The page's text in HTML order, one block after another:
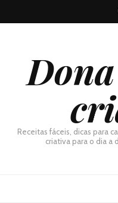
Receitas fáceis, dicas para
criativa para o dia a